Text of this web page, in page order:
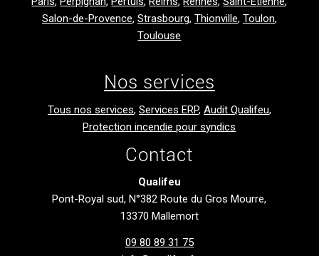
Salon-de-Provence, Strasbourg, Thionville, Toulon,
Toulouse
Nos services
Tous nos services, Services ERP, Audit Qualifeu,
Protection incendie pour syndics
Contact
Qualifeu
Pont-Royal sud, N°382 Route du Gros Mourre,
13370 Mallemort
09 80 89 31 75